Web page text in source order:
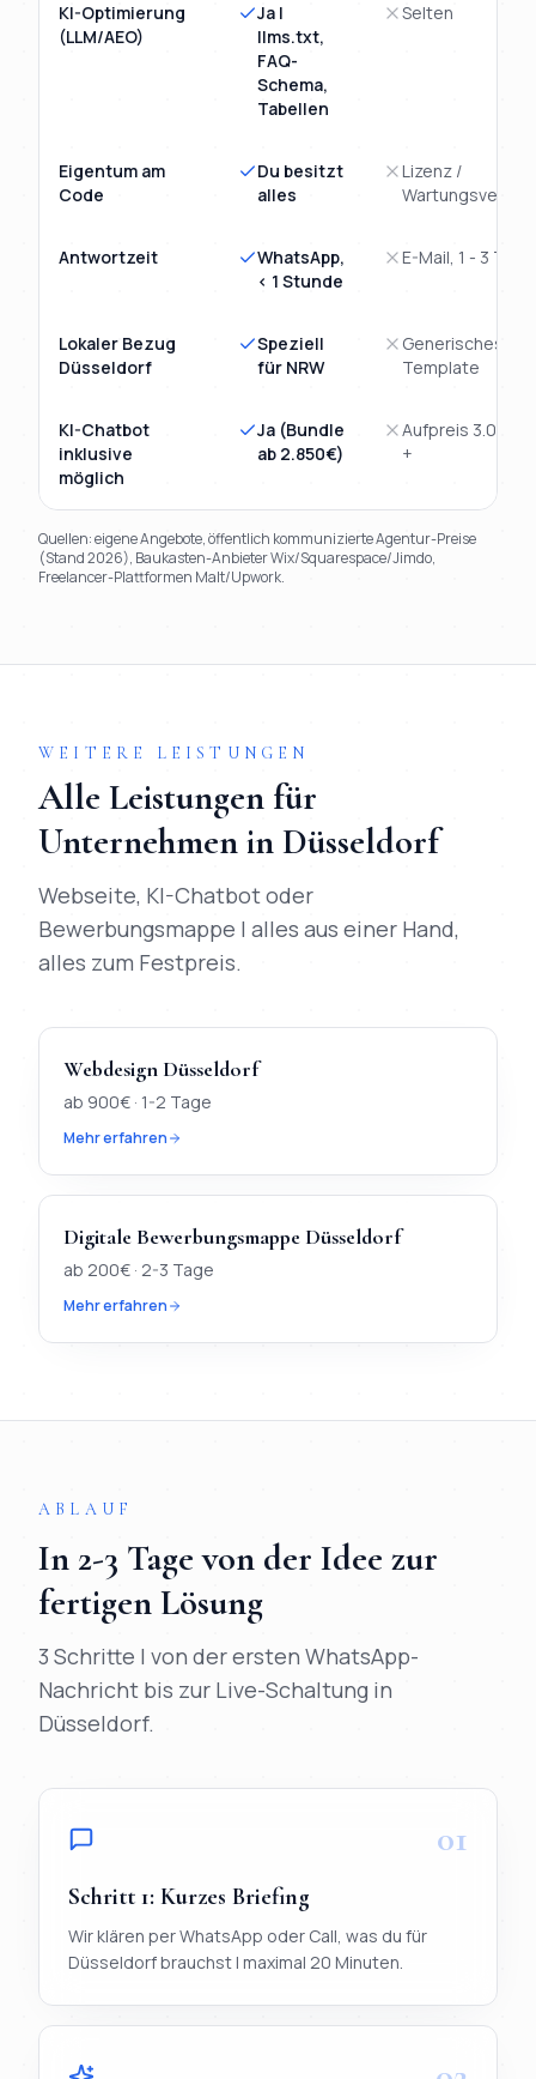
KI-Optimierung
(LLM/AEO)
Ja |
llms.txt,
FAQ-
Schema,
Tabellen
Selten
Eigentum am
Code
Du besitzt
alles
Lizenz /
Wartungsvertrag
Antwortzeit
WhatsApp,
< 1 Stunde
E-Mail, 1 - 3 Tage
Lokaler Bezug
Düsseldorf
Speziell
für NRW
Generisches
Template
KI-Chatbot
inklusive
möglich
Ja (Bundle
ab 2.850€)
Aufpreis 3.000€
+
Quellen: eigene Angebote, öffentlich kommunizierte Agentur-Preise
(Stand 2026), Baukasten-Anbieter Wix/Squarespace/Jimdo,
Freelancer-Plattformen Malt/Upwork.
WEITERE LEISTUNGEN
Alle Leistungen für
Unternehmen inDüsseldorf
Webseite, KI-Chatbot oder
Bewerbungsmappe | alles aus einer Hand,
alles zum Festpreis.
Webdesign Düsseldorf
ab 900€ · 1-2 Tage
Mehr erfahren
Digitale Bewerbungsmappe Düsseldorf
ab 200€ · 2-3 Tage
Mehr erfahren
ABLAUF
In 2-3 Tagevon der Idee zur
fertigen Lösung
3 Schritte | von der ersten WhatsApp-
Nachricht bis zur Live-Schaltung in
Düsseldorf.
01
Schritt 1: Kurzes Briefing
Wir klären per WhatsApp oder Call, was du für
Düsseldorf brauchst | maximal 20 Minuten.